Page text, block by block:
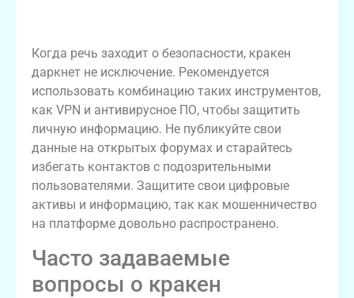
Когда речь заходит о безопасности, кракен
даркнет не исключение. Рекомендуется
использовать комбинацию таких инструментов,
как VPN и антивирусное ПО, чтобы защитить
личную информацию. Не публикуйте свои
данные на открытых форумах и старайтесь
избегать контактов с подозрительными
пользователями. Защитите свои цифровые
активы и информацию, так как мошенничество
на платформе довольно распространено.
Часто задаваемые
вопросы о кракен